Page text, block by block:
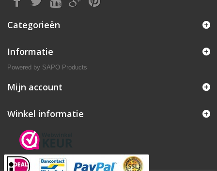
Categorieën
Informatie
Powered by SAPO Products
Mijn account
Winkel informatie